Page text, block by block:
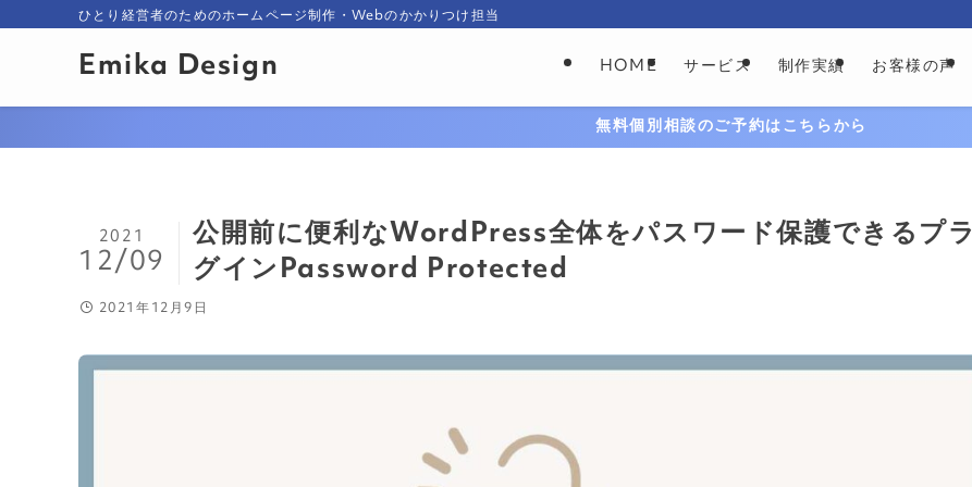
ひとり経営者のためのホームページ制作・Webのかかりつけ担当
Emika Design HOME サービス 制作実績 お客様の声
無料個別相談のご予約はこちらから
公開前に便利なWordPress全体をパスワード保護できるプラ
グインPassword Protected
2021
12/09
2021年12月9日